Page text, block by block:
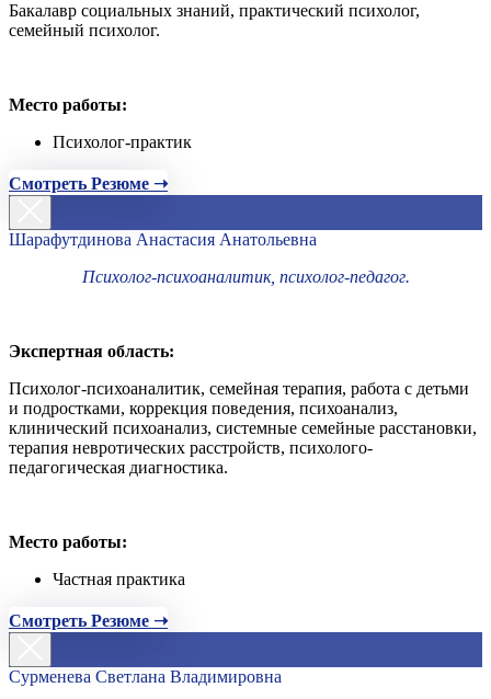
Бакалавр социальных знаний, практический психолог,
семейный психолог.
Место работы:
Психолог-практик
Смотреть Резюме ➝
Шарафутдинова Анастасия Анатольевна
Психолог-психоаналитик, психолог-педагог.
Экспертная область:
Психолог-психоаналитик, семейная терапия, работа с детьми
и подростками, коррекция поведения, психоанализ,
клинический психоанализ, системные семейные расстановки,
терапия невротических расстройств, психолого-
педагогическая диагностика.
Место работы:
Частная практика
Смотреть Резюме ➝
Сурменева Светлана Владимировна